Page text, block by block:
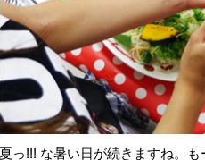
夏っ!!! な暑い日が続きますね。